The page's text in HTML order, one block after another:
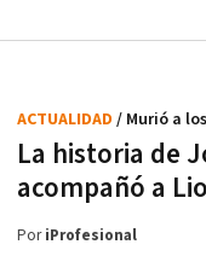
La historia de
acompañó a
ACTUALIDAD / Murió a
PoriProfesional